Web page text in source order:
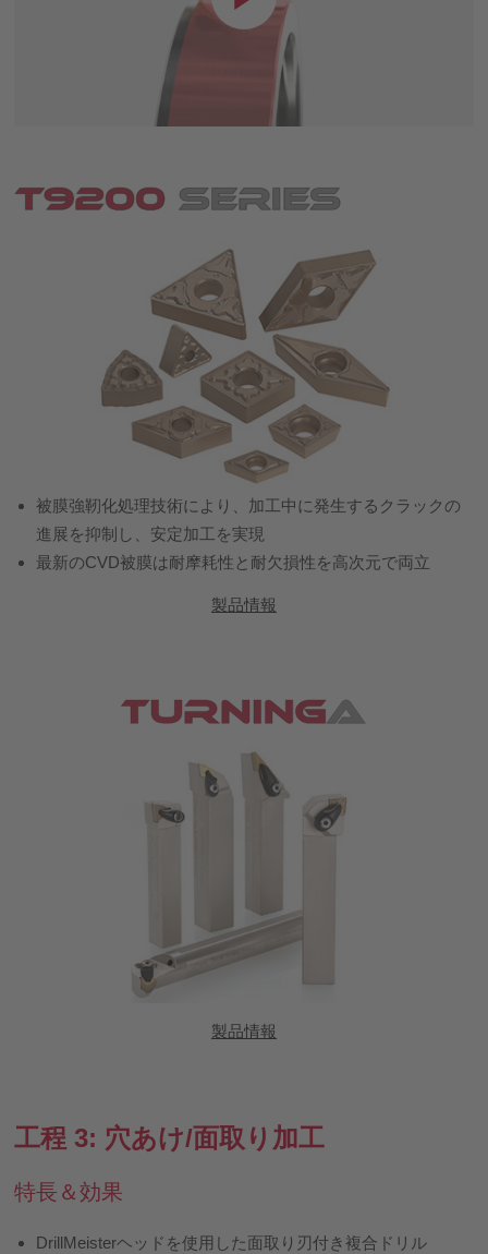
被膜強靭化処理技術により、加工中に発生するクラックの
進展を抑制し、安定加工を実現
最新のCVD被膜は耐摩耗性と耐欠損性を高次元で両立
製品情報
製品情報
工程 3: 穴あけ/面取り加工
特長＆効果
DrillMeisterヘッドを使用した面取り刃付き複合ドリル